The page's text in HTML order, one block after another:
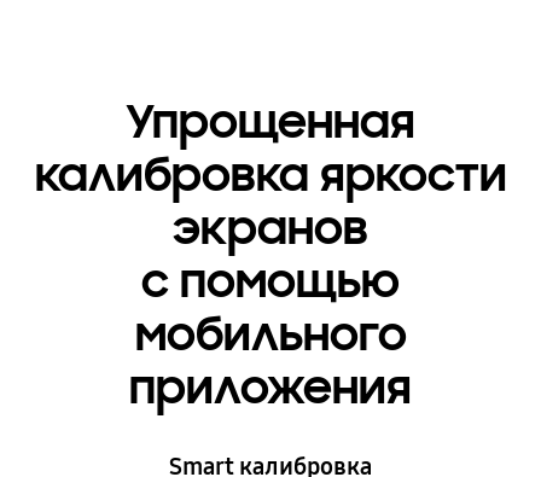
Упрощенная
калибровка яркости
экранов
с помощью
мобильного
приложения
Smart калибровка